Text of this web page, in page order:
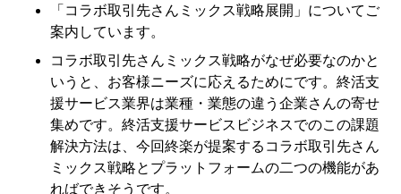
「コラボ取引先さんミックス戦略展開」についてご
案内しています。
コラボ取引先さんミックス戦略がなぜ必要なのかと
いうと、お客様ニーズに応えるためにです。終活支
援サービス業界は業種・業態の違う企業さんの寄せ
集めです。終活支援サービスビジネスでのこの課題
解決方法は、今回終楽が提案するコラボ取引先さん
ミックス戦略とプラットフォームの二つの機能があ
ればできそうです。